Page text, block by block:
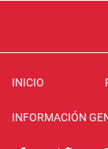
INICIO
INFORMACIÓN